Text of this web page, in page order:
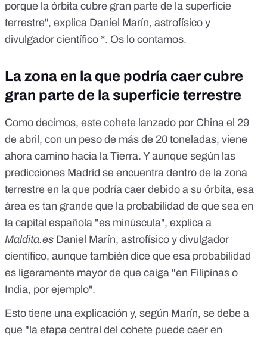
porque la órbita cubre gran parte de la superficie
terrestre", explica Daniel Marín, astrofísico y
divulgador científico *. Os lo contamos.
La zona en la que podría caer cubre
gran parte de la superficie terrestre
Como decimos, este cohete lanzado por China el 29
de abril, con un peso de más de 20 toneladas, viene
ahora camino hacia la Tierra. Y aunque según las
predicciones Madrid se encuentra dentro de la zona
terrestre en la que podría caer debido a su órbita, esa
área es tan grande que la probabilidad de que sea en
la capital española "es minúscula", explica a
Maldita.es Daniel Marín, astrofísico y divulgador
científico, aunque también dice que esa probabilidad
es ligeramente mayor de que caiga "en Filipinas o
India, por ejemplo".
Esto tiene una explicación y, según Marín, se debe a
que "la etapa central del cohete puede caer en